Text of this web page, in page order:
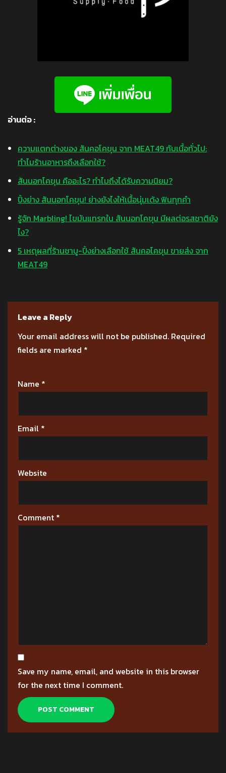
อ่านต่อ :
ความแตกต่างของ สันคอโคขุน จาก MEAT49 กับเนื้อทั่วไป:
ทำไมร้านอาหารถึงเลือกใช้?
สันนอกโคขุน คืออะไร? ทำไมถึงได้รับความนิยม?
ปิ้งย่าง สันนอกโคขุน! ย่างยังไงให้เนื้อนุ่มเด้ง ฟินทุกคำ
รู้จัก Marbling! ไขมันแทรกใน สันนอกโคขุน มีผลต่อรสชาติยัง
ไง?
5 เหตุผลที่ร้านชาบู-ปิ้งย่างเลือกใช้ สันคอโคขุน ขายส่ง จาก
MEAT49
Leave a Reply
Your email address will not be published. Required
fields are marked *
Name *
Email *
Website
Comment *
Save my name, email, and website in this browser
for the next time I comment.